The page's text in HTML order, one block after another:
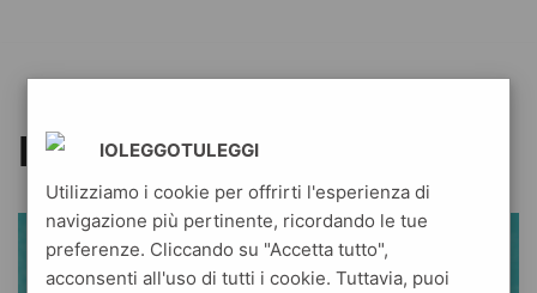
Raffaele Morelli
IOLEGGOTULEGGI
Utilizziamo i cookie per offrirti l'esperienza di
navigazione più pertinente, ricordando le tue
preferenze. Cliccando su "Accetta tutto",
acconsenti all'uso di tutti i cookie. Tuttavia, puoi